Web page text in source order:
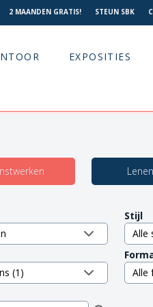
2 MAANDEN GRATIS! STEUN SBK
EXPOSITIES
Lenen
Stijl